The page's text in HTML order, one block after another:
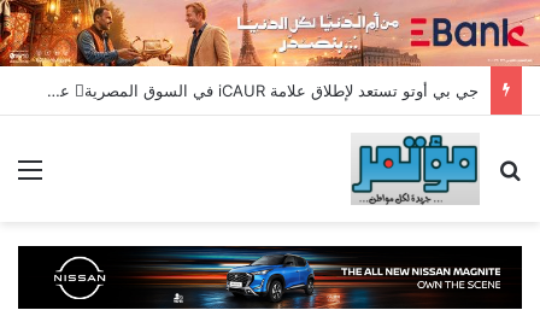
جي بي أوتو تستعد لإطلاق علامة iCAUR في السوق المصرية علامة عالمية جديدة لسيارات الطاقة الجديدة تجمع بين التكنولوجيا الذكية والتصميم الجريء وروح المغامر
بحث عن